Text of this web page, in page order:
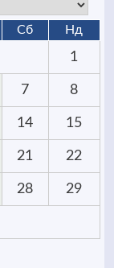
Сб Нд
1
7 8
14 15
21 22
28 29